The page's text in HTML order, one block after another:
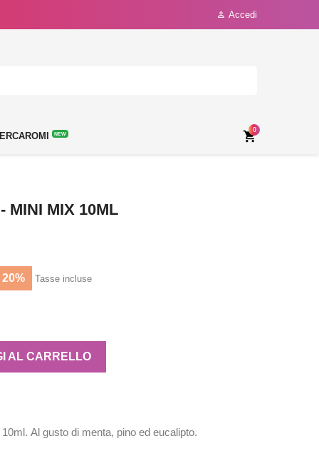
 Accedi
NEW 
0
MINI MIX 10ML
20% Tasse incluse
AL CARRELLO
Al gusto di menta, pino ed eucalipto.